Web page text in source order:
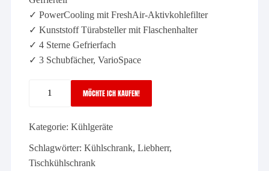
✓ PowerCooling mit FreshAir-Aktivkohlefilter
✓ Kunststoff Türabsteller mit Flaschenhalter
✓ 4 Sterne Gefrierfach
✓ 3 Schubfächer, VarioSpace
Plus
Menge
MÖCHTE ICH KAUFEN!
Kategorie:Kühlgeräte
Schlagwörter:Kühlschrank,Liebherr,
Tischkühlschrank